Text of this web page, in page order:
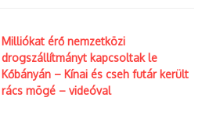
Milliókat érő nemzetközi
drogszállítmányt kapcsoltak le
Kőbányán – Kínai és cseh futár került
rács mögé – videóval